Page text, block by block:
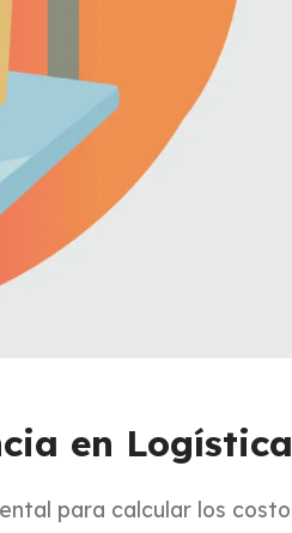
en
para calcular los